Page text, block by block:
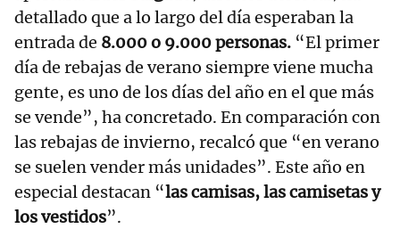
detallado que a lo largo del día esperaban la
entrada de 8.000 o 9.000 personas. “El primer
día de rebajas de verano siempre viene mucha
gente, es uno de los días del año en el que más
se vende”, ha concretado. En comparación con
las rebajas de invierno, recalcó que “en verano
se suelen vender más unidades”. Este año en
especial destacan “las camisas, las camisetas y
los vestidos”.